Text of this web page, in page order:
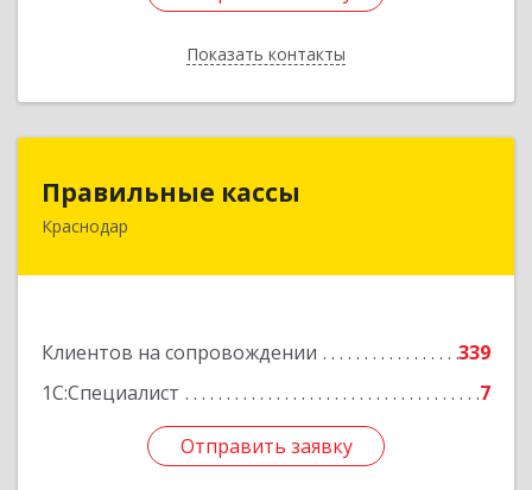
Показать контакты
Назад
Правильные кассы
Краснодар
Клиентов на сопровождении
339
1С:Специалист
7
Отправить заявку
350075, Краснодарский край, Краснодар г, им
Отправить заявку